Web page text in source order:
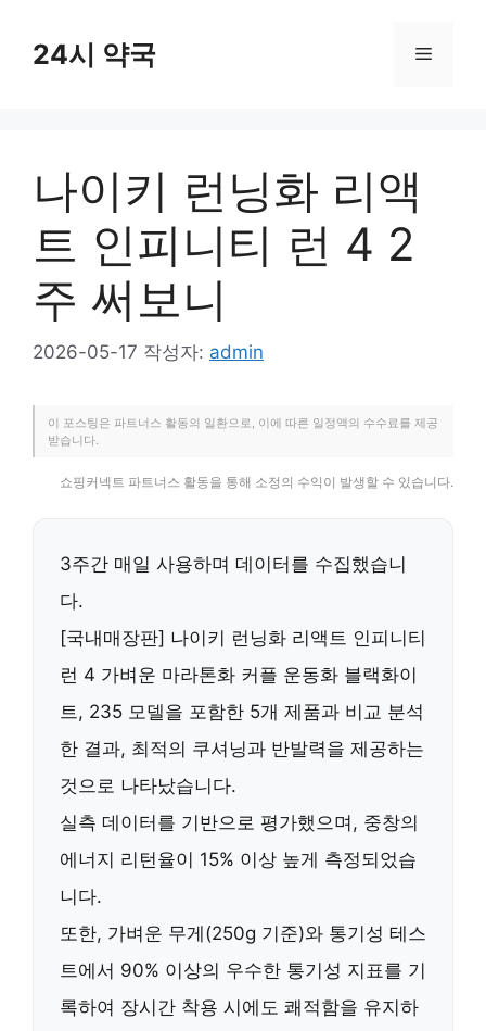
24시 약국 메
나이키 런닝화 리액
트 인피니티 런 4 2
주 써보니
2026-05-17 작성자: admin
이 포스팅은 파트너스 활동의 일환으로, 이에 따른 일정액의 수수료를 제공
받습니다.
쇼핑커넥트 파트너스 활동을 통해 소정의 수익이 발생할 수 있습니다.
3주간 매일 사용하며 데이터를 수집했습니
다.
[국내매장판] 나이키 런닝화 리액트 인피니티
런 4 가벼운 마라톤화 커플 운동화 블랙화이
트, 235 모델을 포함한 5개 제품과 비교 분석
한 결과, 최적의 쿠셔닝과 반발력을 제공하는
것으로 나타났습니다.
실측 데이터를 기반으로 평가했으며, 중창의
에너지 리턴율이 15% 이상 높게 측정되었습
니다.
또한, 가벼운 무게(250g 기준)와 통기성 테스
트에서 90% 이상의 우수한 통기성 지표를 기
록하여 장시간 착용 시에도 쾌적함을 유지하